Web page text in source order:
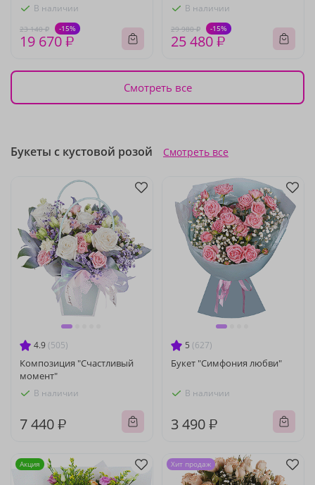
В наличии
23 140 ₽ -15%
19 670 ₽
В наличии
29 980 ₽ -15%
25 480 ₽
Смотреть все
Букеты с кустовой розой Смотреть все
4.9 (505)
Композиция "Счастливый
момент"
В наличии
7 440 ₽
5 (627)
Букет "Симфония любви"
В наличии
3 490 ₽
Акция Хит продаж